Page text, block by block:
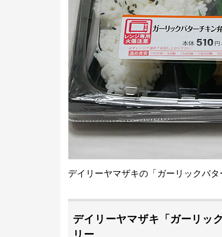
デイリーヤマザキの「ガーリックバ
デイリーヤマザキ「ガーリッ
リー